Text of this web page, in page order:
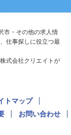
市・その他の求人情
仕事探しに役立つ最
式会社クリエイトが
トマップ
お問い合わせ